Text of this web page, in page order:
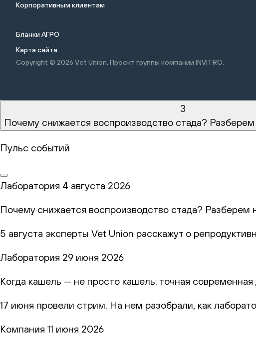
Корпоративным клиентам
Бланки АГРО
Карта сайта
Copyright © 2026 Vet Union. Проект группы компании INVITRO.
3
Почему снижается воспроизводство стада?
Пульс событий
Лаборатория 4 августа 2026
Почему снижается воспроизводство стада? Разберем
5 августа эксперты Vet Union расскажут о
Лаборатория 29 июня 2026
Когда кашель — не просто кашель: точная
17 июня провели стрим. На нем разобрали, как
Компания 11 июня 2026